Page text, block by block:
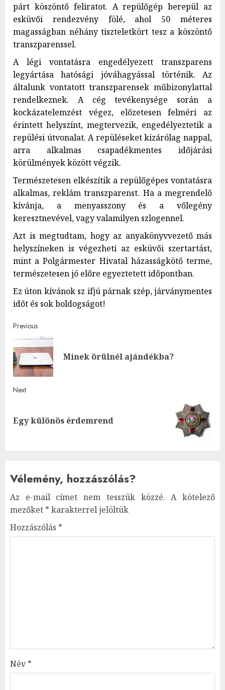
párt köszöntő feliratot. A repülőgép berepül az
esküvői rendezvény fölé, ahol 50 méteres
magasságban néhány tiszteletkört tesz a köszöntő
transzparenssel.
A légi vontatásra engedélyezett transzparens
legyártása hatósági jóváhagyással történik. Az
általunk vontatott transzparensek műbizonylattal
rendelkeznek. A cég tevékenysége során a
kockázatelemzést végez, előzetesen felméri az
érintett helyszínt, megtervezik, engedélyeztetik a
repülési útvonalat. A repüléseket kizárólag nappal,
arra alkalmas csapadékmentes időjárási
körülmények között végzik.
Természetesen elkészítik a repülőgépes vontatásra
alkalmas, reklám transzparenst. Ha a megrendelő
kívánja, a menyasszony és a vőlegény
keresztnevével, vagy valamilyen szlogennel.
Azt is megtudtam, hogy az anyakönyvvezető más
helyszíneken is végezheti az esküvői szertartást,
mint a Polgármester Hivatal házasságkötő terme,
természetesen jó előre egyeztetett időpontban.
Ez úton kívánok sz ifjú párnak szép, járványmentes
időt és sok boldogságot!
Post
navigation
Previous
Minek örülnél ajándékba?
Next
Next
post:
Egy különös érdemrend
Vélemény, hozzászólás?
Az e-mail címet nem tesszük közzé. A kötelező
mezőket * karakterrel jelöltük
Hozzászólás *
Név*